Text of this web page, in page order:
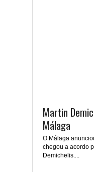
Martin
Málaga
O Málaga
chegou a acordo
Demichelis....